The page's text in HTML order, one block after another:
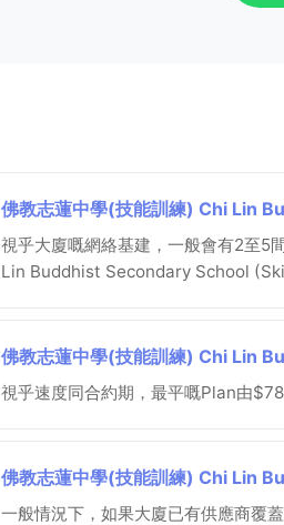
佛教志蓮中學(技能訓練) Chi Lin
視乎大廈嘅網絡基建，一般會有2至5
Lin Buddhist Secondary School
佛教志蓮中學(技能訓練) Chi Lin
視乎速度同合約期，最平嘅Plan由
佛教志蓮中學(技能訓練) Chi Lin
一般情況下，如果大廈已有供應商覆